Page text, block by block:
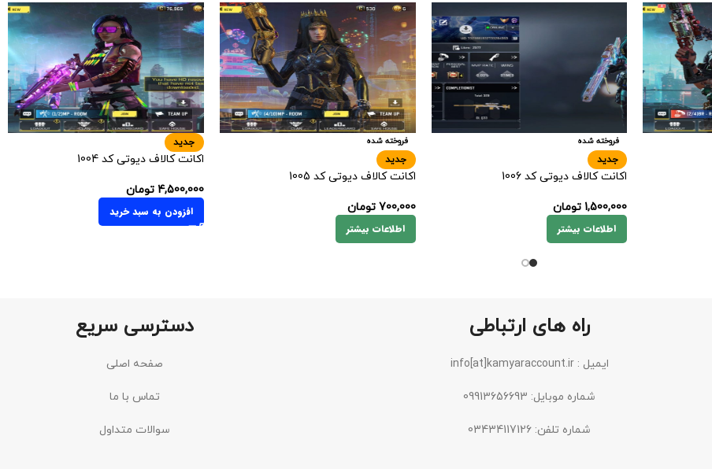
فروخته شده
جدید
اکانت کالاف دیوتی کد 1006
1,500,000 تومان
اطلاعات بیشتر
فروخته شده
جدید
اکانت کالاف دیوتی کد 1005
700,000 تومان
اطلاعات بیشتر
جدید
اکانت کالاف دیوتی کد 1004
4,500,000 تومان
افزودن به سبد خرید
راه های ارتباطی
ایمیل : info[at]kamyaraccount.ir
شماره موبایل: 09913656693
شماره تلفن: 03434117126
دسترسی سریع
صفحه اصلی
تماس با ما
سوالات متداول